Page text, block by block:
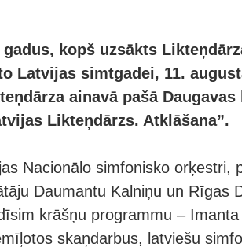
kopš uzsākts
Latvijas simtgadei, 11.
ainavā pašā
Likteņdārzs. Atklāšana”.
Nacionālo simfonisko orķestri,
Daumantu Kalniņu un Rīgas
krāšņu programmu –
skaņdarbus, latviešu